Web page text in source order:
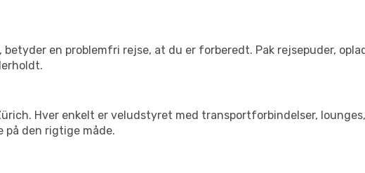
en problemfri rejse, at du er forberedt. Pak rejsepuder,
Hver enkelt er veludstyret med transportforbindelser,
den rigtige måde.